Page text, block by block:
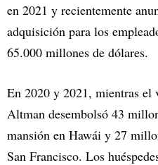
en 2021 y recientemente
adquisición para los
65.000 millones de dólares.
En 2020 y 2021, mientras el
Altman desembolsó 43
mansión en Hawái y 27
San Francisco. Los